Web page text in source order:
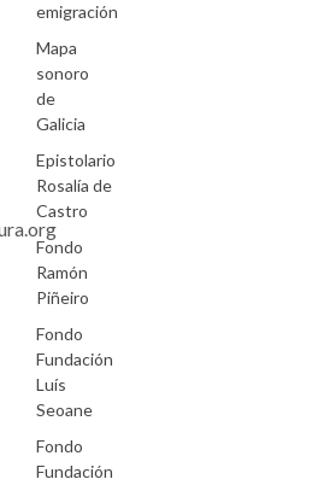
emigración
Mapa
sonoro
de
Galicia
Epistolario
Rosalía de
Castro
Fondo
Ramón
Piñeiro
Fondo
Fundación
Luís
Seoane
Fondo
Fundación